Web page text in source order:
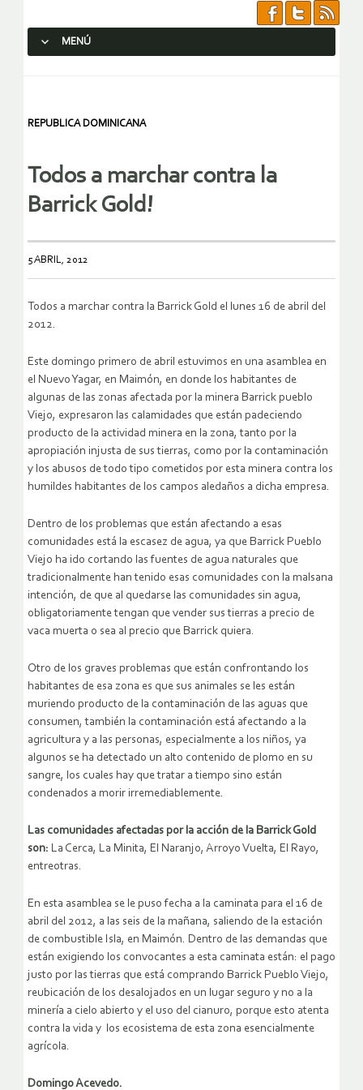
MENÚ
REPUBLICA DOMINICANA
Todos a marchar contra la
Barrick Gold!
5 ABRIL, 2012
Todos a marchar contra la Barrick Gold el lunes 16 de abril del
2012.
Este domingo primero de abril estuvimos en una asamblea en
el Nuevo Yagar, en Maimón, en donde los habitantes de
algunas de las zonas afectada por la minera Barrick pueblo
Viejo, expresaron las calamidades que están padeciendo
producto de la actividad minera en la zona, tanto por la
apropiación injusta de sus tierras, como por la contaminación
y los abusos de todo tipo cometidos por esta minera contra los
humildes habitantes de los campos aledaños a dicha empresa.
Dentro de los problemas que están afectando a esas
comunidades está la escasez de agua, ya que Barrick Pueblo
Viejo ha ido cortando las fuentes de agua naturales que
tradicionalmente han tenido esas comunidades con la malsana
intención, de que al quedarse las comunidades sin agua,
obligatoriamente tengan que vender sus tierras a precio de
vaca muerta o sea al precio que Barrick quiera.
Otro de los graves problemas que están confrontando los
habitantes de esa zona es que sus animales se les están
muriendo producto de la contaminación de las aguas que
consumen, también la contaminación está afectando a la
agricultura y a las personas, especialmente a los niños, ya
algunos se ha detectado un alto contenido de plomo en su
sangre, los cuales hay que tratar a tiempo sino están
condenados a morir irremediablemente.
Las comunidades afectadas por la acción de la Barrick Gold
son: La Cerca, La Minita, El Naranjo, Arroyo Vuelta, El Rayo,
entreotras.
En esta asamblea se le puso fecha a la caminata para el 16 de
abril del 2012, a las seis de la mañana, saliendo de la estación
de combustible Isla, en Maimón. Dentro de las demandas que
están exigiendo los convocantes a esta caminata están: el pago
justo por las tierras que está comprando Barrick Pueblo Viejo,
reubicación de los desalojados en un lugar seguro y no a la
minería a cielo abierto y el uso del cianuro, porque esto atenta
contra la vida y los ecosistema de esta zona esencialmente
agrícola.
Domingo Acevedo.